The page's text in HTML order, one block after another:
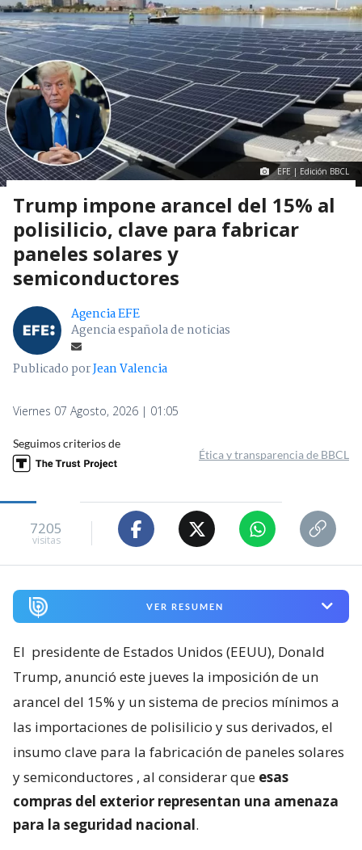
EFE | Edición BBCL
Trump impone arancel del 15% al
polisilicio, clave para fabricar
paneles solares y
semiconductores
Agencia EFE
Agencia española de noticias
Publicado porJean Valencia
Viernes 07 Agosto, 2026 | 01:05
Seguimos criterios de
Ética y transparencia de BBCL
7205
visitas
VER RESUMEN
El presidente de Estados Unidos (EEUU), Donald
Trump, anunció este jueves la imposición de un
arancel del 15% y un sistema de precios mínimos a
las importaciones de polisilicio y sus derivados, el
insumo clave para la fabricación de paneles solares
y semiconductores , al considerar que esas
compras del exterior representan una amenaza
para la seguridad nacional.